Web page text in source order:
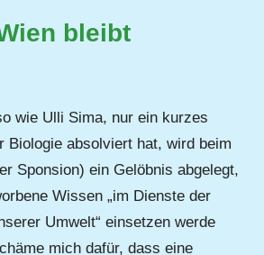
bleibt
wie Ulli Sima, nur ein kurzes
Biologie absolviert hat, wird beim
Sponsion) ein Gelöbnis abgelegt,
Wissen „im Dienste der
Umwelt“ einsetzen werde
mich dafür, dass eine